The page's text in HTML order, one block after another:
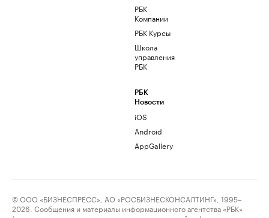
РБК
Компании
РБК Курсы
Школа
управления
РБК
РБК
Новости
iOS
Android
AppGallery
© ООО «БИЗНЕСПРЕСС», АО «РОСБИЗНЕСКОНСАЛТИНГ», 1995–
2026. Сообщения и материалы информационного агентства «РБК»